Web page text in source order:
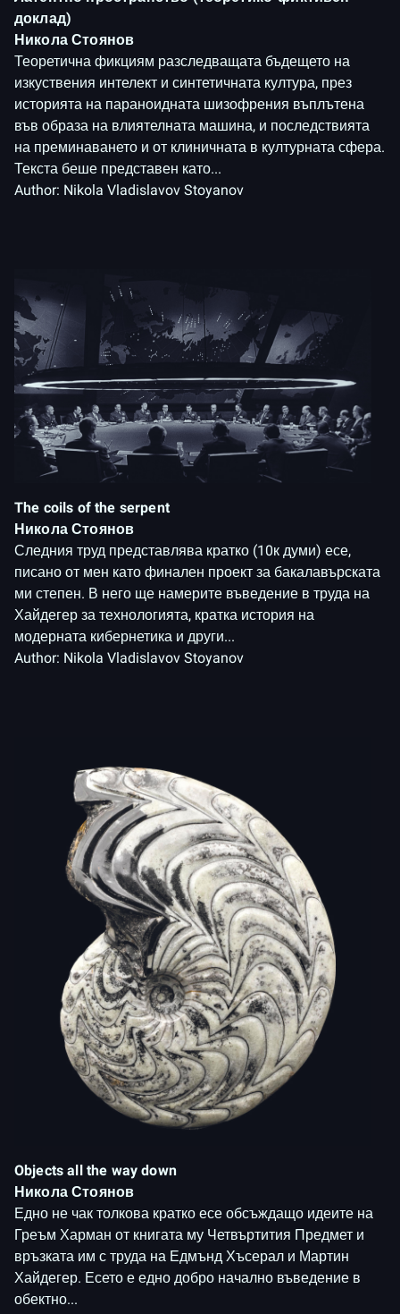
доклад)
Никола Стоянов
Теоретична фикциям разследващата бъдещето на
изкуствения интелект и синтетичната култура, през
историята на параноидната шизофрения въплътена
във образа на влиятелната машина, и последствията
на преминаването и от клиничната в културната сфера.
Текста беше представен като...
Author: Nikola Vladislavov Stoyanov
The coils of the serpent
Никола Стоянов
Следния труд представлява кратко (10к думи) есе,
писано от мен като финален проект за бакалавърската
ми степен. В него ще намерите въведение в труда на
Хайдегер за технологията, кратка история на
модерната кибернетика и други...
Author: Nikola Vladislavov Stoyanov
Objects all the way down
Никола Стоянов
Едно не чак толкова кратко есе обсъждащо идеите на
Греъм Харман от книгата му Четвъртития Предмет и
връзката им с труда на Едмънд Хъсерал и Мартин
Хайдегер. Есето е едно добро начално въведение в
обектно...